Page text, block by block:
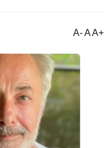
A- A A+